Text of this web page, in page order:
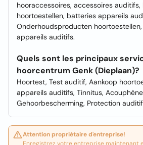
hooraccessoires, accessoires
hoortoestellen, batteries appareils
Onderhoudsproducten
appareils auditifs.
Quels sont les principaux
hoorcentrum Genk (Dieplaan)?
Hoortest, Test auditif, Aankoop
appareils auditifs, Tinnitus,
Gehoorbescherming, Protection
Attention propriétaire d'entreprise!